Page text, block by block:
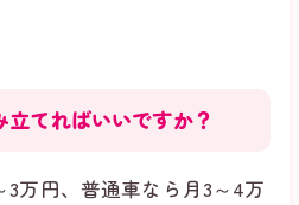
立てればいいですか？
3万円、普通車なら月3～4万